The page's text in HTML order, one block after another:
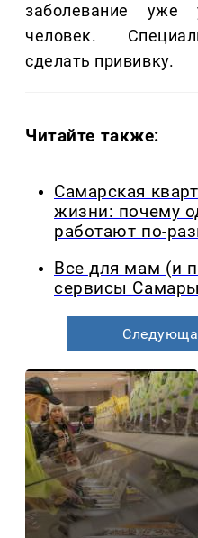
заболевание
человек.
сделать прививку.
Читайте также:
Самарская
жизни: почему
работают по-
Все для мам (и
сервисы